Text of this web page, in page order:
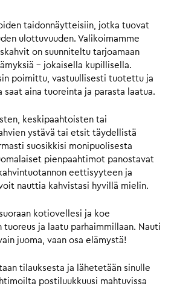
taidonnäytteisiin, jotka tuovat
ulottuvuuden. Valikoimamme
on suunniteltu tarjoamaan
– jokaisella kupillisella.
poimittu, vastuullisesti tuotettu ja
aina tuoreinta ja parasta laatua.
keskipaahtoisten tai
ystävä tai etsit täydellistä
suosikkisi monipuolisesta
pienpaahtimot panostavat
eettisyyteen ja
nauttia kahvistasi hyvillä mielin.
kotiovellesi ja koe
tuoreus ja laatu parhaimmillaan. Nauti
juoma, vaan osa elämystä!
tilauksesta ja lähetetään sinulle
postiluukkuusi mahtuvissa